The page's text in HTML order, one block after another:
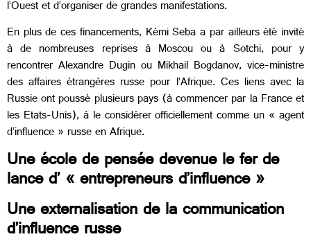
l’Ouest et d’organiser de grandes manifestations.
En plus de ces financements, Kémi Seba a par ailleurs été invité
à de nombreuses reprises à Moscou ou à Sotchi, pour y
rencontrer Alexandre Dugin ou Mikhail Bogdanov, vice-ministre
des affaires étrangères russe pour l’Afrique. Ces liens avec la
Russie ont poussé plusieurs pays (à commencer par la France et
les Etats-Unis), à le considérer officiellement comme un « agent
d’influence » russe en Afrique.
Une école de pensée devenue le fer de
lance d’ « entrepreneurs d’influence »
Une externalisation de la communication
d’influence russe